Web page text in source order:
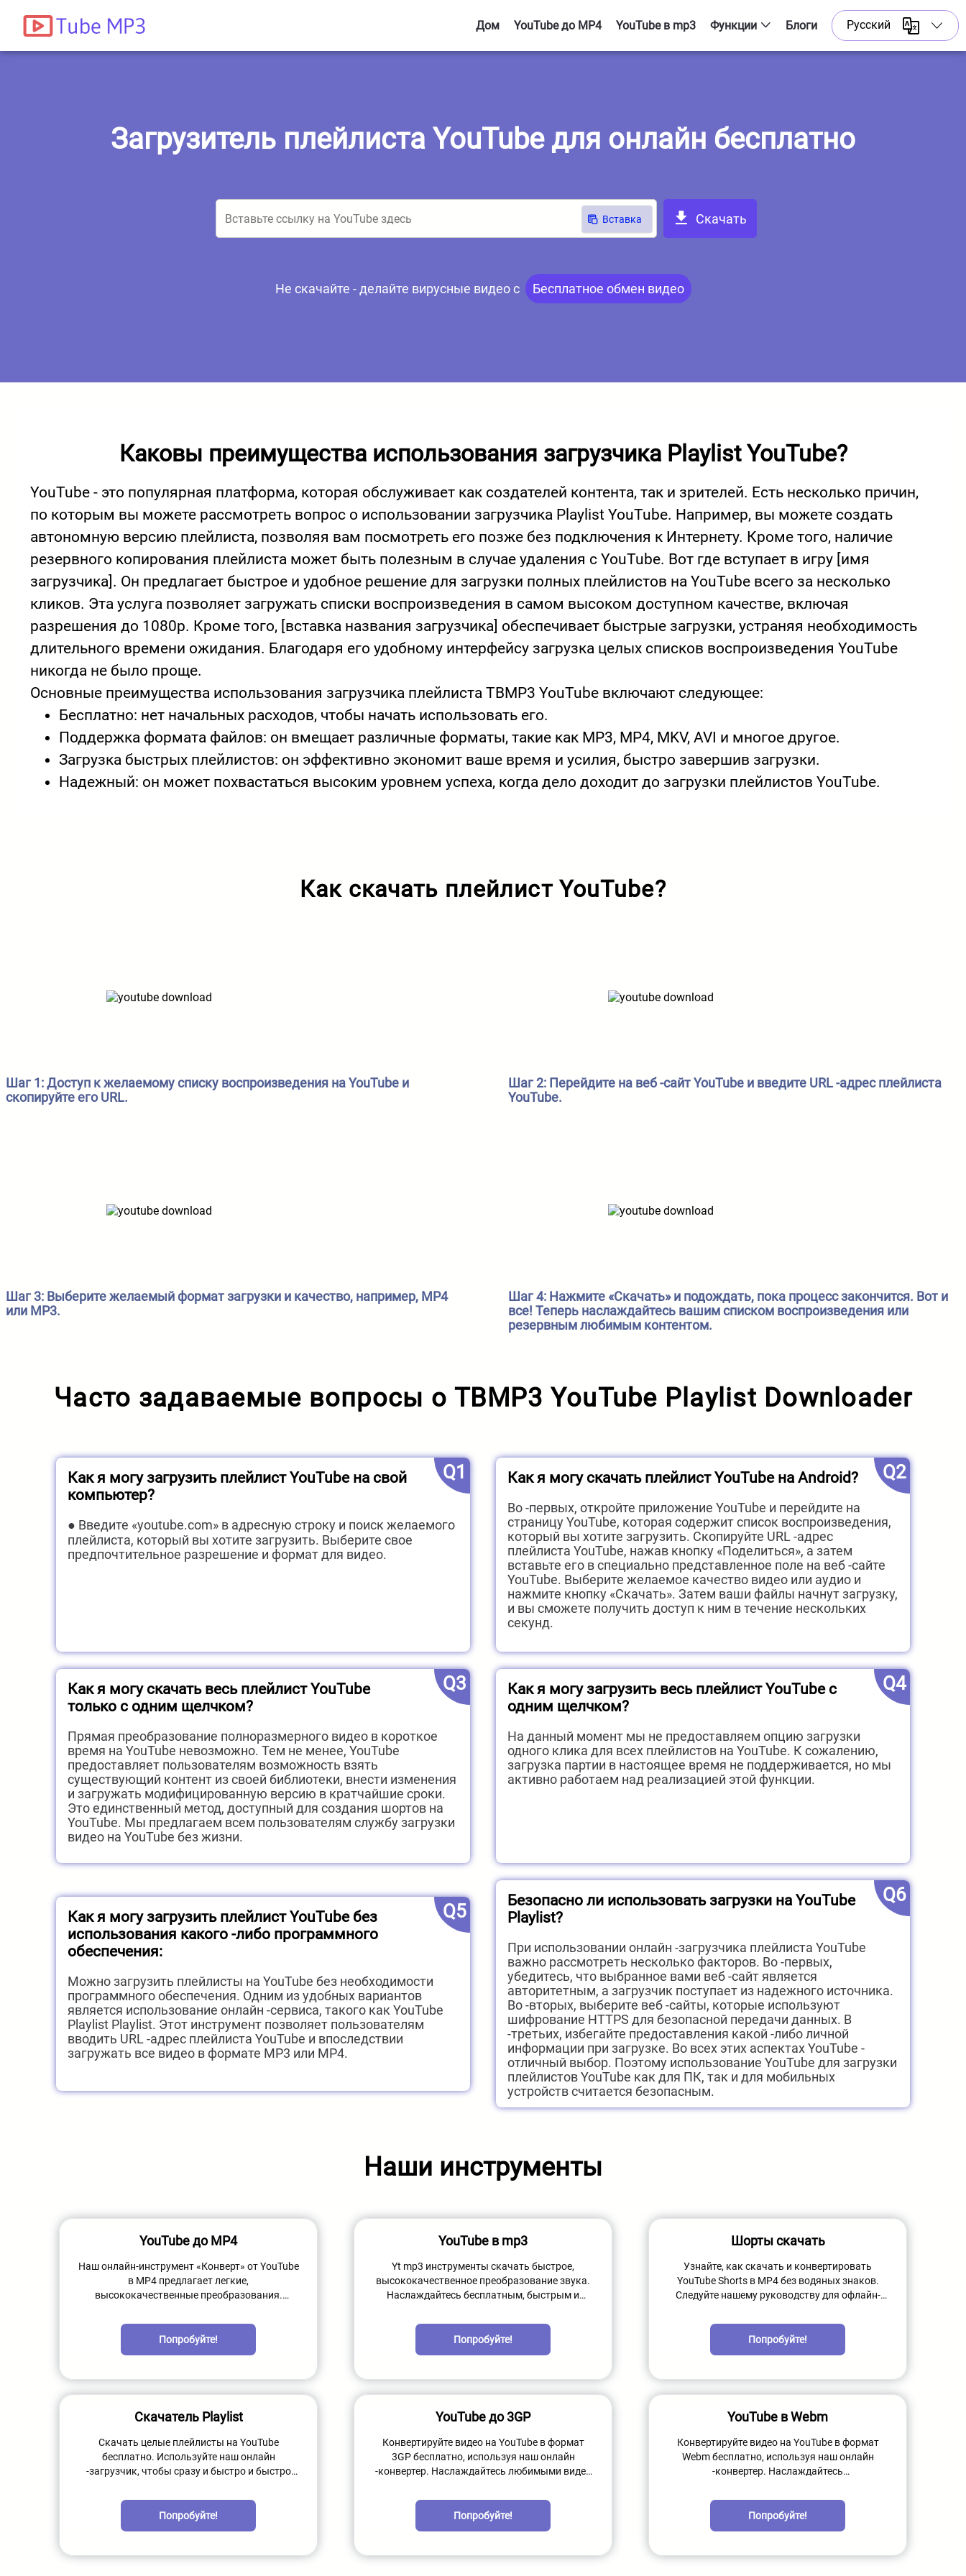
Дом YouTube до MP4 YouTube в mp3 Функции
Скачатель Playlist
Блоги Русский
English
Загрузитель плейлиста YouTube для онлайн бесплатно
Вставка Скачать
Не скачайте - делайте вирусные видео с Бесплатное обмен видео
Каковы преимущества использования загрузчика Playlist YouTube?
YouTube - это популярная платформа, которая обслуживает как создателей контента, так и зрителей. Есть несколько причин,
по которым вы можете рассмотреть вопрос о использовании загрузчика Playlist YouTube. Например, вы можете создать
автономную версию плейлиста, позволяя вам посмотреть его позже без подключения к Интернету. Кроме того, наличие
резервного копирования плейлиста может быть полезным в случае удаления с YouTube. Вот где вступает в игру [имя
загрузчика]. Он предлагает быстрое и удобное решение для загрузки полных плейлистов на YouTube всего за несколько
кликов. Эта услуга позволяет загружать списки воспроизведения в самом высоком доступном качестве, включая
разрешения до 1080p. Кроме того, [вставка названия загрузчика] обеспечивает быстрые загрузки, устраняя необходимость
длительного времени ожидания. Благодаря его удобному интерфейсу загрузка целых списков воспроизведения YouTube
никогда не было проще.
Основные преимущества использования загрузчика плейлиста TBMP3 YouTube включают следующее:
Бесплатно: нет начальных расходов, чтобы начать использовать его.
Поддержка формата файлов: он вмещает различные форматы, такие как MP3, MP4, MKV, AVI и многое другое.
Загрузка быстрых плейлистов: он эффективно экономит ваше время и усилия, быстро завершив загрузки.
Надежный: он может похвастаться высоким уровнем успеха, когда дело доходит до загрузки плейлистов YouTube.
Как скачать плейлист YouTube?
Шаг 1: Доступ к желаемому списку воспроизведения на YouTube и
скопируйте его URL.
Шаг 2: Перейдите на веб -сайт YouTube и введите URL -адрес плейлиста
YouTube.
Шаг 3: Выберите желаемый формат загрузки и качество, например, MP4
или MP3.
Шаг 4: Нажмите «Скачать» и подождать, пока процесс закончится. Вот и
все! Теперь наслаждайтесь вашим списком воспроизведения или
резервным любимым контентом.
Часто задаваемые вопросы о TBMP3 YouTube Playlist Downloader
Q1
Как я могу загрузить плейлист YouTube на свой
компьютер?
● Введите «youtube.com» в адресную строку и поиск желаемого
плейлиста, который вы хотите загрузить. Выберите свое
предпочтительное разрешение и формат для видео.
Q2
Как я могу скачать плейлист YouTube на Android?
Во -первых, откройте приложение YouTube и перейдите на
страницу YouTube, которая содержит список воспроизведения,
который вы хотите загрузить. Скопируйте URL -адрес
плейлиста YouTube, нажав кнопку «Поделиться», а затем
вставьте его в специально представленное поле на веб -сайте
YouTube. Выберите желаемое качество видео или аудио и
нажмите кнопку «Скачать». Затем ваши файлы начнут загрузку,
и вы сможете получить доступ к ним в течение нескольких
секунд.
Q3
Как я могу скачать весь плейлист YouTube
только с одним щелчком?
Прямая преобразование полноразмерного видео в короткое
время на YouTube невозможно. Тем не менее, YouTube
предоставляет пользователям возможность взять
существующий контент из своей библиотеки, внести изменения
и загружать модифицированную версию в кратчайшие сроки.
Это единственный метод, доступный для создания шортов на
YouTube. Мы предлагаем всем пользователям службу загрузки
видео на YouTube без жизни.
Q4
Как я могу загрузить весь плейлист YouTube с
одним щелчком?
На данный момент мы не предоставляем опцию загрузки
одного клика для всех плейлистов на YouTube. К сожалению,
загрузка партии в настоящее время не поддерживается, но мы
активно работаем над реализацией этой функции.
Q5
Как я могу загрузить плейлист YouTube без
использования какого -либо программного
обеспечения:
Можно загрузить плейлисты на YouTube без необходимости
программного обеспечения. Одним из удобных вариантов
является использование онлайн -сервиса, такого как YouTube
Playlist Playlist. Этот инструмент позволяет пользователям
вводить URL -адрес плейлиста YouTube и впоследствии
загружать все видео в формате MP3 или MP4.
Q6
Безопасно ли использовать загрузки на YouTube
Playlist?
При использовании онлайн -загрузчика плейлиста YouTube
важно рассмотреть несколько факторов. Во -первых,
убедитесь, что выбранное вами веб -сайт является
авторитетным, а загрузчик поступает из надежного источника.
Во -вторых, выберите веб -сайты, которые используют
шифрование HTTPS для безопасной передачи данных. В
-третьих, избегайте предоставления какой -либо личной
информации при загрузке. Во всех этих аспектах YouTube -
отличный выбор. Поэтому использование YouTube для загрузки
плейлистов YouTube как для ПК, так и для мобильных
устройств считается безопасным.
Наши инструменты
YouTube до MP4
Наш онлайн-инструмент «Конверт» от YouTube
в MP4 предлагает легкие,
высококачественные преобразования.
видео с нашим простым, быстрым онлайн
-сервисом.
Попробуйте!
YouTube в mp3
Yt mp3 инструменты скачать быстрое,
высококачественное преобразование звука.
Наслаждайтесь бесплатным, быстрым и
особых усилий конвертируете видео на
YouTube в mp3.
Попробуйте!
Шорты скачать
Узнайте, как скачать и конвертировать
YouTube Shorts в MP4 без водяных знаков.
Следуйте нашему руководству для офлайн-
YouTube.
Попробуйте!
Скачатель Playlist
Скачать целые плейлисты на YouTube
бесплатно. Используйте наш онлайн
-загрузчик, чтобы сразу и быстро и быстро
Попробуйте!
YouTube до 3GP
Конвертируйте видео на YouTube в формат
3GP бесплатно, используя наш онлайн
-конвертер. Наслаждайтесь любимыми видео
широко поддерживаемый формат 3GP.
Попробуйте!
YouTube в Webm
Конвертируйте видео на YouTube в формат
Webm бесплатно, используя наш онлайн
-конвертер. Наслаждайтесь
размерами файлов, преобразуя их в формат
WebM.
Попробуйте!